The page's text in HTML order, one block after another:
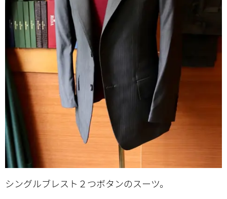
シングルブレスト２つボタンのスーツ。